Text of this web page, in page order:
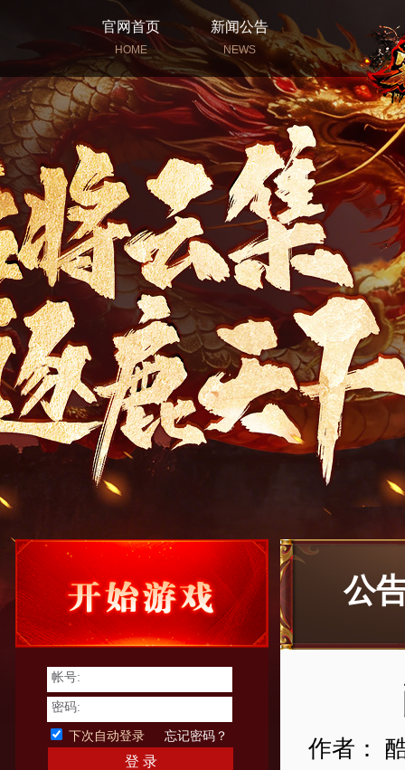
官网首页
HOME
新闻公告
NEWS
帐号:
密码:
下次自动登录 忘记密码？
登 录
公
作者：